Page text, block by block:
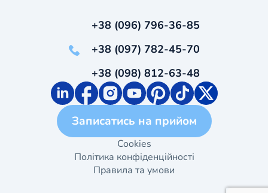
+38 (096) 796-36-85
+38 (097) 782-45-70
+38 (098) 812-63-48
Записатись на прийом
Cookies
Політика конфіденційності
Правила та умови